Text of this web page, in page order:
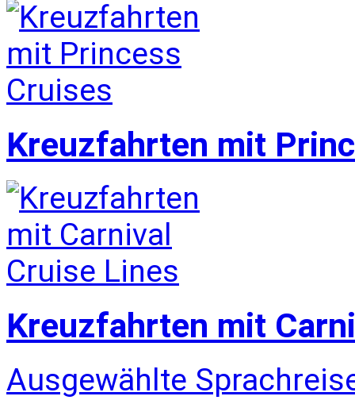
Kreuzfahrten mit
Kreuzfahrten mit
Ausgewählte